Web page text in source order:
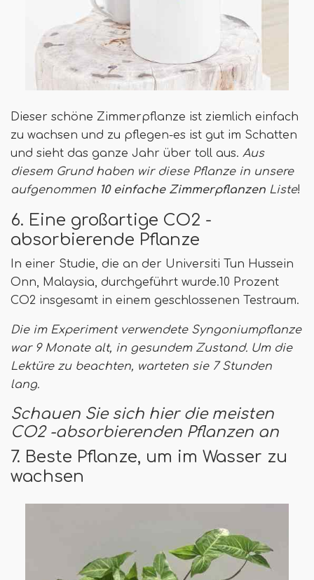
Dieser schöne Zimmerpflanze ist ziemlich einfach
zu wachsen und zu pflegen-es ist gut im Schatten
und sieht das ganze Jahr über toll aus. Aus
diesem Grund haben wir diese Pflanze in unsere
aufgenommen 10 einfache Zimmerpflanzen Liste!
6. Eine großartige CO2 -
absorbierende Pflanze
In einer Studie, die an der Universiti Tun Hussein
Onn, Malaysia, durchgeführt wurde.10 Prozent
CO2 insgesamt in einem geschlossenen Testraum.
Die im Experiment verwendete Syngoniumpflanze
war 9 Monate alt, in gesundem Zustand. Um die
Lektüre zu beachten, warteten sie 7 Stunden
lang.
Schauen Sie sich hier die meisten
CO2 -absorbierenden Pflanzen an
7. Beste Pflanze, um im Wasser zu
wachsen